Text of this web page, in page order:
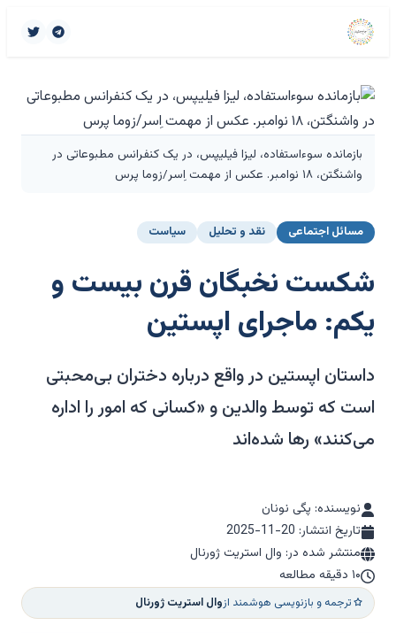
بازمانده سوءاستفاده، لیزا فیلیپس، در یک کنفرانس مطبوعاتی در
واشنگتن، ۱۸ نوامبر. عکس از مهمت اِسر/زوما پرس
مسائل اجتماعی نقد و تحلیل سیاست
شکست نخبگان قرن بیست و
یکم: ماجرای اپستین
داستان اپستین در واقع درباره دختران بی‌محبتی
است که توسط والدین و «کسانی که امور را اداره
می‌کنند» رها شده‌اند
نویسنده: پگی نونان
تاریخ انتشار: 2025-11-20
منتشر شده در: وال استریت ژورنال
۱۰ دقیقه مطالعه
ترجمه و بازنویسی هوشمند ازوال استریت ژورنال